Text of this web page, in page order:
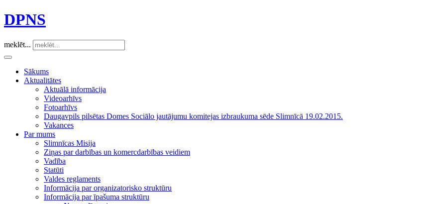
DPNS
meklēt...
Sākums
Aktualitātes
Aktuālā informācija
Videoarhīvs
Fotoarhīvs
Daugavpils pilsētas Domes Sociālo jautājumu komitejas izbraukuma sēde Slimnīcā 19.02.2015.
Vakances
Par mums
Slimnīcas Misija
Ziņas par darbības un komercdarbības veidiem
Vadība
Statūti
Valdes reglaments
Informācija par organizatorisko struktūru
Informācija par īpašuma struktūru